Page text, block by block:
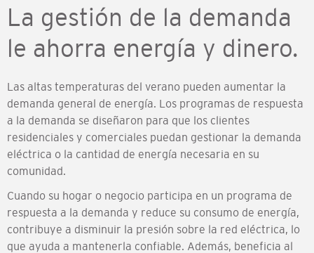
La gestión de la demanda
le ahorra energía y dinero.
Las altas temperaturas del verano pueden aumentar la
demanda general de energía. Los programas de respuesta
a la demanda se diseñaron para que los clientes
residenciales y comerciales puedan gestionar la demanda
eléctrica o la cantidad de energía necesaria en su
comunidad.
Cuando su hogar o negocio participa en un programa de
respuesta a la demanda y reduce su consumo de energía,
contribuye a disminuir la presión sobre la red eléctrica, lo
que ayuda a mantenerla confiable. Además, beneficia al